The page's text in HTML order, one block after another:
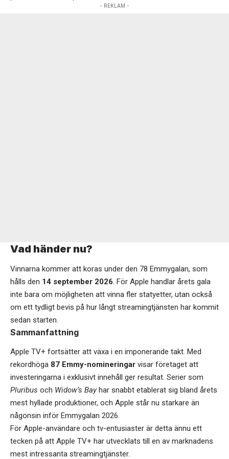
- REKLAM -
Vad händer nu?
Vinnarna kommer att koras under den 78 Emmygalan, som
hålls den 14 september 2026. För Apple handlar årets gala
inte bara om möjligheten att vinna fler statyetter, utan också
om ett tydligt bevis på hur långt streamingtjänsten har kommit
sedan starten.
Sammanfattning
Apple TV+ fortsätter att växa i en imponerande takt. Med
rekordhöga 87 Emmy-nomineringar visar företaget att
investeringarna i exklusivt innehåll ger resultat. Serier som
Pluribus och Widow’s Bayhar snabbt etablerat sig bland årets
mest hyllade produktioner, och Apple står nu starkare än
någonsin inför Emmygalan 2026.
För Apple-användare och tv-entusiaster är detta ännu ett
tecken på att Apple TV+ har utvecklats till en av marknadens
mest intressanta streamingtjänster.